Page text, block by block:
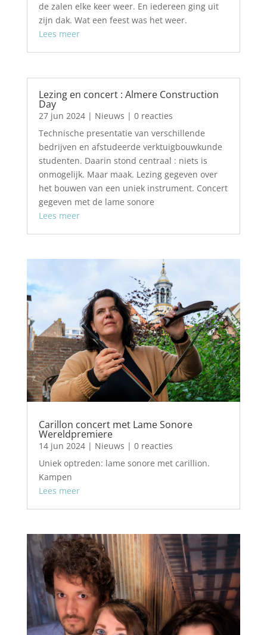
de zalen elke keer weer. En iedereen ging uit
zijn dak. Wat een feest was het weer.
Lees meer
Lezing en concert : Almere Construction
Day
27 jun 2024| Nieuws | 0 reacties
Technische presentatie van verschillende
bedrijven en afstudeerde verktuigbouwkunde
studenten. Daarin stond centraal : niets is
onmogelijk. Maar maak. Lezing gegeven over
het bouwen van een uniek instrument. Concert
gegeven met de lame sonore
Lees meer
Carillon concert met Lame Sonore
Wereldpremiere
14 jun 2024| Nieuws | 0 reacties
Uniek optreden: lame sonore met carillion.
Kampen
Lees meer